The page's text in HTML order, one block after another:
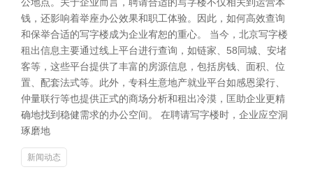
钱，还影响着举座办公效果和职工体验。因此，如何高效查询
和保举合适的写字楼成为企业宥恕的重心。 当今，北京写字楼
租出信息主要通过线上平台进行查询，如链家、58同城、安堵
客等，这些平台提供了丰富的房源信息，包括房钱、面积、位
置、配套法式等。此外，专科生意地产就业平台如感恩梁行、
仲量联行等也提供正式的商场分析和租出冷漠，匡助企业更精
确地找到稳健需求的办公空间。 在聘请写字楼时，企业应空洞
琢磨地
新闻动态